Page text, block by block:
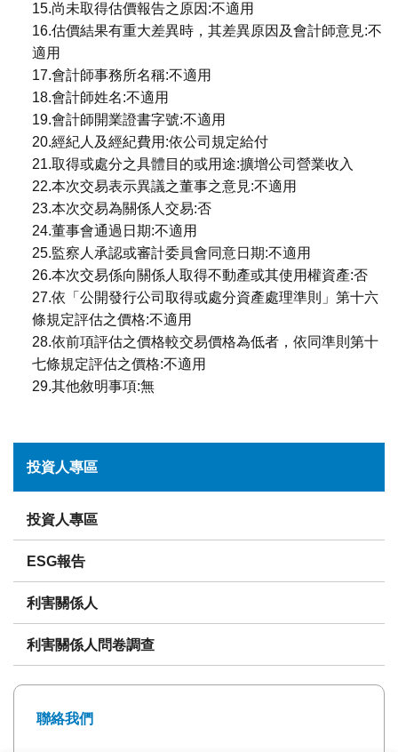
投資人專區
投資人專區
ESG報告
利害關係人
利害關係人問卷調查
聯絡我們
15.尚未取得估價報告之原因:不適用
16.估價結果有重大差異時，其差異原因及會計師意見:不
適用
17.會計師事務所名稱:不適用
18.會計師姓名:不適用
19.會計師開業證書字號:不適用
20.經紀人及經紀費用:依公司規定給付
21.取得或處分之具體目的或用途:擴增公司營業收入
22.本次交易表示異議之董事之意見:不適用
23.本次交易為關係人交易:否
24.董事會通過日期:不適用
25.監察人承認或審計委員會同意日期:不適用
26.本次交易係向關係人取得不動產或其使用權資產:否
27.依「公開發行公司取得或處分資產處理準則」第十六
條規定評估之價格:不適用
28.依前項評估之價格較交易價格為低者，依同準則第十
七條規定評估之價格:不適用
29.其他敘明事項:無